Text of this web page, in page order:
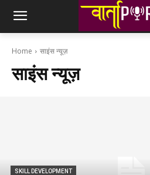
Home साइंस न्यूज़
साइंस न्यूज़
SKILL DEVELOPMENT